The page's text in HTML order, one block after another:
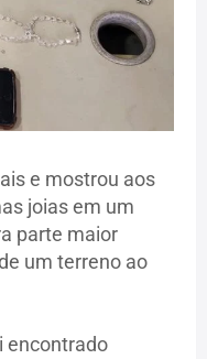
e mostrou aos
joias em um
parte maior
um terreno ao
encontrado